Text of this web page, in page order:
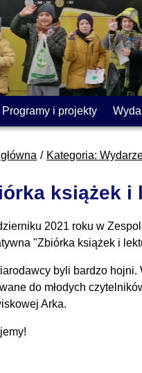
Programy i projekty
Kategoria:
książek i
2021 roku w
"Zbiórka książek i
byli bardzo hojni.
do młodych
Arka.